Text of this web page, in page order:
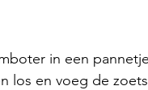
in een
los en voeg de